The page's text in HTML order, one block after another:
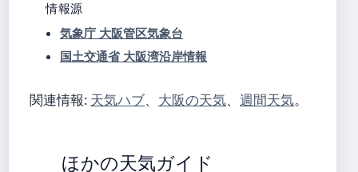
情報源
気象庁 大阪管区気象台
国土交通省 大阪湾沿岸情報
関連情報: 天気ハブ、 大阪の天気、 週間天気。
ほかの天気ガイド